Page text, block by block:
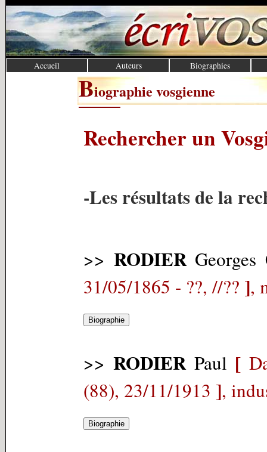
Accueil Auteurs Biographies
Biographie vosgienne
Rechercher un
-Les résultats de la
>> RODIERGeorges
31/05/1865 - ??, //?? ],
>> RODIERPaul [
(88), 23/11/1913 ],